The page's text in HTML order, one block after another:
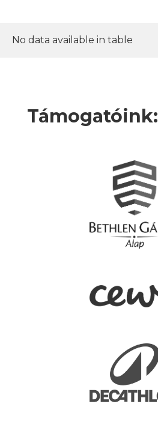
No data available in table
Támogatóink: